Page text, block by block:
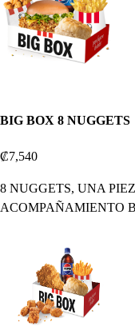
BIG BOX 8 NUGGETS
₡7,540
8 NUGGETS, UNA
ACOMPAÑAMIENTO